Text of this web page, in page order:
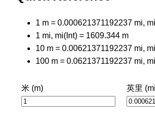
1 m = 0.000621371192237 mi,
1 mi, mi(Int) = 1609.344 m
10 m = 0.00621371192237 mi,
100 m = 0.0621371192237 mi,
米 (m) 英里